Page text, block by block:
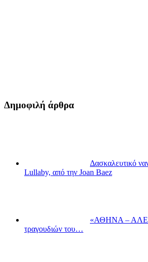
Δημοφιλή άρθρα
Δασκαλευτικό
Lullaby, από την Joan Baez
«ΑΘΗΝΑ –
τραγουδιών του…